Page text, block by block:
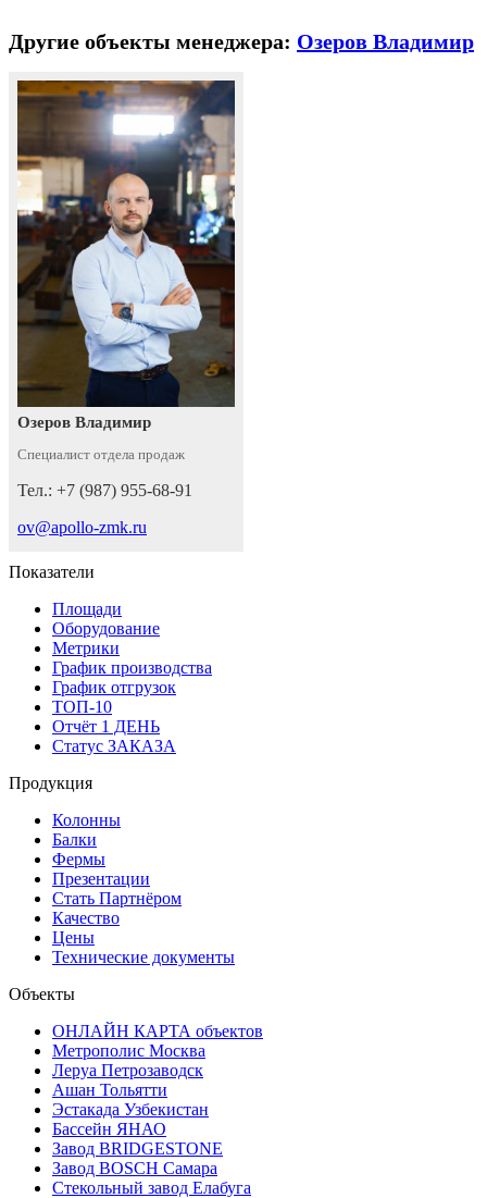
Другие объекты менеджера: Озеров Владимир
Озеров Владимир
Специалист отдела продаж
Тел.: +7 (987) 955-68-91
ov@apollo-zmk.ru
Показатели
Площади
Оборудование
Метрики
График производства
График отгрузок
ТОП-10
Отчёт 1 ДЕНЬ
Статус ЗАКАЗА
Продукция
Колонны
Балки
Фермы
Презентации
Стать Партнёром
Качество
Цены
Технические документы
Объекты
ОНЛАЙН КАРТА объектов
Метрополис Москва
Леруа Петрозаводск
Ашан Тольятти
Эстакада Узбекистан
Бассейн ЯНАО
Завод BRIDGESTONE
Завод BOSCH Самара
Стекольный завод Елабуга